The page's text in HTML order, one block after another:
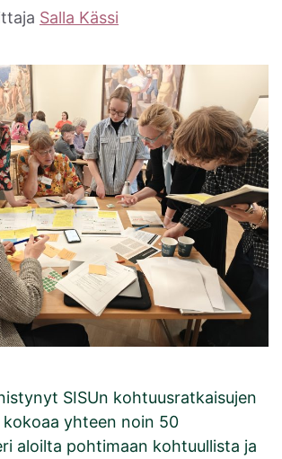
Salla Kässi
SISUn kohtuusratkaisujen
kokoaa yhteen noin 50
aloilta pohtimaan kohtuullista ja